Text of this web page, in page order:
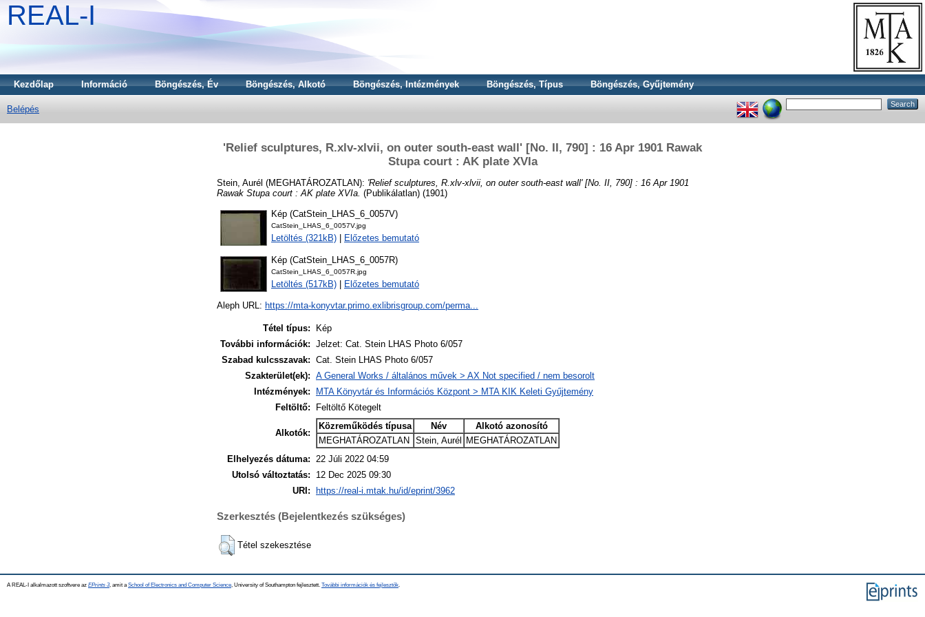
REAL-I
Kezdőlap Információ Böngészés, Év Böngészés, Alkotó Böngészés, Intézmények Böngészés, Típus Böngészés, Gyűjtemény
Belépés
'Relief sculptures, R.xlv-xlvii, on outer south-east wall' [No. II, 790] : 16 Apr 1901 Rawak
Stupa court : AK plate XVIa
Stein, Aurél (MEGHATÁROZATLAN): 'Relief sculptures, R.xlv-xlvii, on outer south-east wall' [No. II, 790] : 16 Apr 1901
Rawak Stupa court : AK plate XVIa. (Publikálatlan) (1901)
Kép (CatStein_LHAS_6_0057V)
CatStein_LHAS_6_0057V.jpg
Letöltés (321kB) Előzetes bemutató
Kép (CatStein_LHAS_6_0057R)
CatStein_LHAS_6_0057R.jpg
Letöltés (517kB) Előzetes bemutató
Aleph URL: https://mta-konyvtar.primo.exlibrisgroup.com/perma...
Tétel típus:
Kép
További információk: Jelzet: Cat. Stein LHAS Photo 6/057
Szabad kulcsszavak: Cat. Stein LHAS Photo 6/057
Szakterület(ek): A General Works / általános művek > AX Not specified / nem besorolt
Intézmények:
MTA Könyvtár és Információs Központ > MTA KIK Keleti Gyűjtemény
Feltöltő:
Feltöltő Kötegelt
Alkotók:
Közreműködés típusa Név
Alkotó azonosító
MEGHATÁROZATLAN
Stein, Aurél
MEGHATÁROZATLAN
Elhelyezés dátuma: 22 Júli 2022 04:59
Utolsó változtatás:
12 Dec 2025 09:30
URI:
https://real-i.mtak.hu/id/eprint/3962
Szerkesztés (Bejelentkezés szükséges)
Tétel szekesztése
A REAL-I alkalmazott szoftvere az EPrints 3, amit a School of Electronics and Computer Science , University of Southampton fejlesztett. További információk és fejlesztők